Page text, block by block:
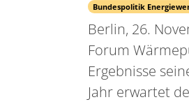
Bundespolitik
Berlin, 26.
Forum
Ergebnisse
Jahr erwartet